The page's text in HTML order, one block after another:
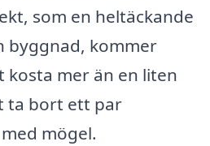
som en heltäckande
byggnad, kommer
mer än en liten
ta bort ett par
mögel.